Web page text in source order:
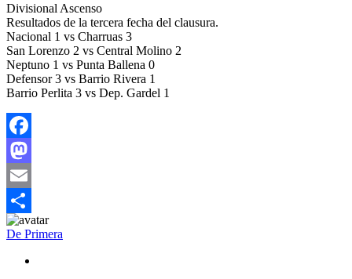
Divisional Ascenso
Resultados de la tercera fecha del clausura.
Nacional 1 vs Charruas 3
San Lorenzo 2 vs Central Molino 2
Neptuno 1 vs Punta Ballena 0
Defensor 3 vs Barrio Rivera 1
Barrio Perlita 3 vs Dep. Gardel 1
Facebook
Mastodon
Email
Compartir
De Primera